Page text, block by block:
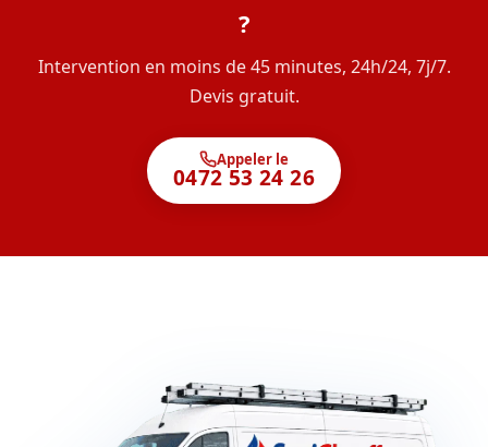
?
Intervention en moins de 45 minutes, 24h/24, 7j/7.
Devis gratuit.
Appeler le
0472 53 24 26